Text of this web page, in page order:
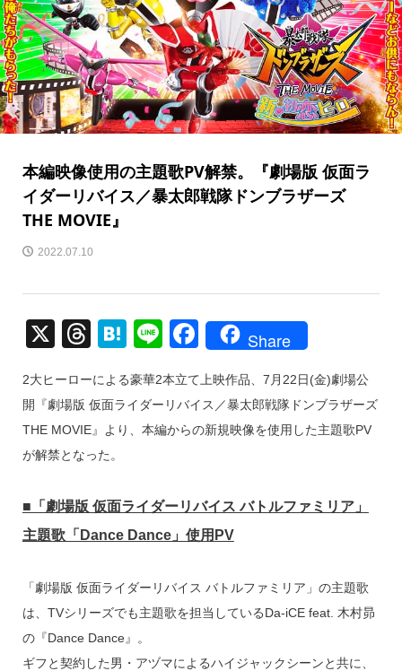
本編映像使用の主題歌PV解禁。『劇場版 仮面ラ
イダーリバイス／暴太郎戦隊ドンブラザーズ
THE MOVIE』
2022.07.10
X T
e
a
d
H
e
n
Li
e
F
c
e
o
k
Share
2大ヒーローによる豪華2本立て上映作品、7月22日(金)劇場公
開『劇場版 仮面ライダーリバイス／暴太郎戦隊ドンブラザーズ
THE MOVIE』より、本編からの新規映像を使用した主題歌PV
が解禁となった。
■「劇場版 仮面ライダーリバイス バトルファミリア」
主題歌「Dance Dance」使用PV
「劇場版 仮面ライダーリバイス バトルファミリア」の主題歌
は、TVシリーズでも主題歌を担当しているDa-iCE feat. 木村昴
の『Dance Dance』。
ギフと契約した男・アヅマによるハイジャックシーンと共に、